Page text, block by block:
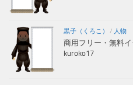
黒子（くろこ） / 人物
商用フリー・無料
kuroko17